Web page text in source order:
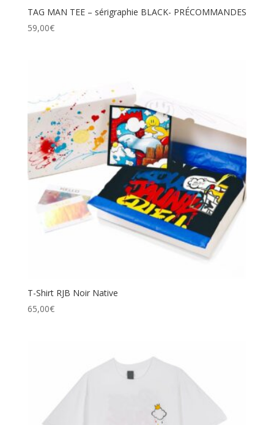
TAG MAN TEE – sérigraphie BLACK- PRÉCOMMANDES
59,00€
T-Shirt RJB Noir Native
65,00€